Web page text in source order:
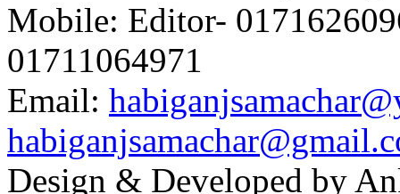
Mobile: Editor-
01711064971
Email:
Design & Developed by